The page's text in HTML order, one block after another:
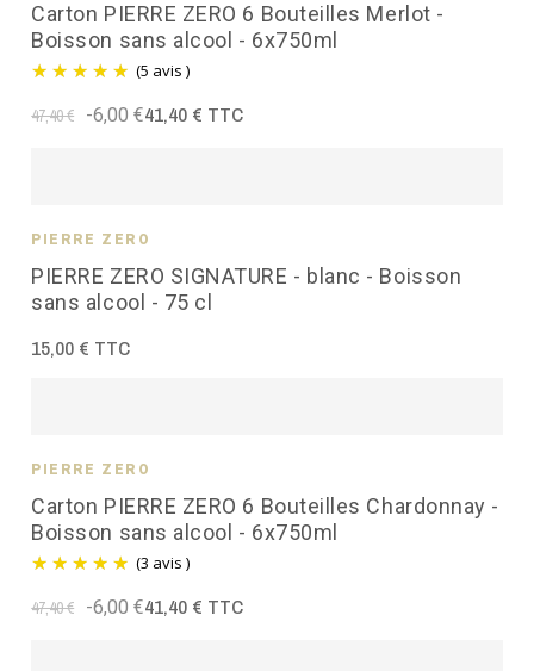
Carton PIERRE ZERO 6 Bouteilles Merlot -
Boisson sans alcool - 6x750ml
(5 avis )
47,40 € -6,00 €41,40 € TTC
PIERRE ZERO SIGNATURE - blanc - Boisson
sans alcool - 75 cl
PIERRE ZÉRO
15,00 € TTC
Carton PIERRE ZERO 6 Bouteilles Chardonnay -
Boisson sans alcool - 6x750ml
(3 avis )
PIERRE ZÉRO
47,40 € -6,00 €41,40 € TTC